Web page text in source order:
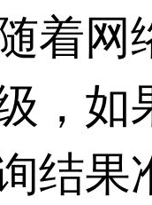
着
，
结